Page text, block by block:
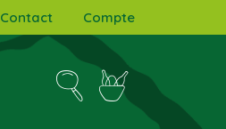
Contact Compte